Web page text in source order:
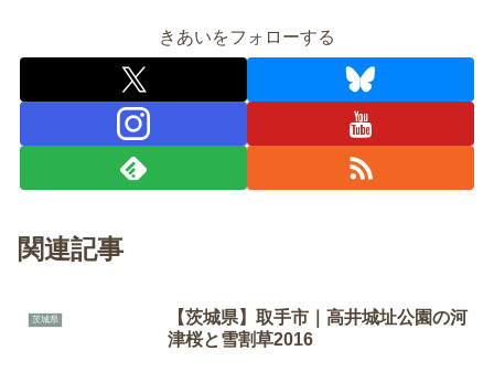
きあいをフォローする
関連記事
茨城県
【茨城県】取手市｜高井城址公園の河
津桜と雪割草2016